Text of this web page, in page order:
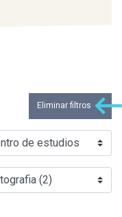
Eliminar filtros